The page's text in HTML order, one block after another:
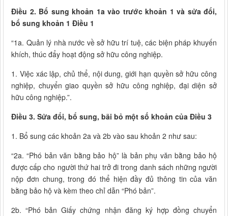
Điều 2. Bổ sung khoản 1a vào trước khoản 1 và sửa đổi,
bổ sung khoản 1 Điều 1
“1a. Quản lý nhà nước về sở hữu trí tuệ, các biện pháp khuyến
khích, thúc đẩy hoạt động sở hữu công nghiệp.
1. Việc xác lập, chủ thể, nội dung, giới hạn quyền sở hữu công
nghiệp, chuyển giao quyền sở hữu công nghiệp, đại diện sở
hữu công nghiệp.”.
Điều 3. Sửa đổi, bổ sung, bãi bỏ một số khoản của Điều 3
1. Bổ sung các khoản 2a và 2b vào sau khoản 2 như sau:
“2a. “Phó bản văn bằng bảo hộ” là bản phụ văn bằng bảo hộ
được cấp cho người thứ hai trở đi trong danh sách những người
nộp đơn chung, trong đó thể hiện đầy đủ thông tin của văn
bằng bảo hộ và kèm theo chỉ dẫn “Phó bản”.
2b. “Phó bản Giấy chứng nhận đăng ký hợp đồng chuyển